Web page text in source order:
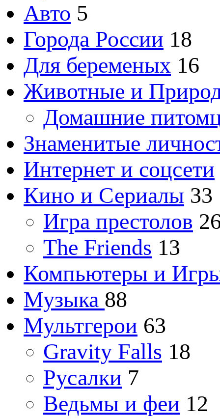
Авто 5
Города России 18
Для беременых 16
Животные и
Домашние
Знаменитые
Интернет и соцсети
Кино и Сериалы 33
Игра престолов
The Friends 13
Компьютеры и
Музыка 88
Мультгерои 63
Gravity Falls 18
Русалки 7
Ведьмы и феи 12